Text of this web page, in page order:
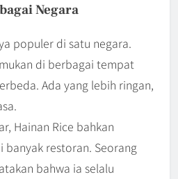
Negara
populer di satu negara.
di berbagai tempat
Ada yang lebih ringan,
Hainan Rice bahkan
banyak restoran. Seorang
bahwa ia selalu